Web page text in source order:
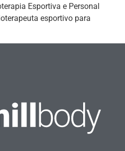
Esportiva e Personal
esportivo para